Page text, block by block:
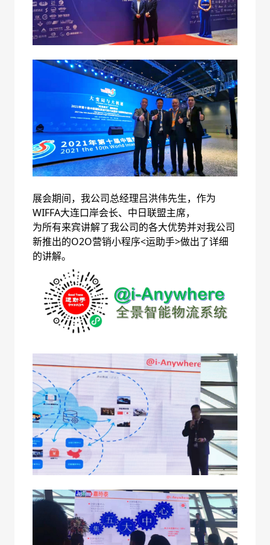
展会期间，我公司总经理吕洪伟先生，作为
WIFFA大连口岸会长、中日联盟主席，
为所有来宾讲解了我公司的各大优势并对我公司
新推出的O2O营销小程序<运助手>做出了详细
的讲解。